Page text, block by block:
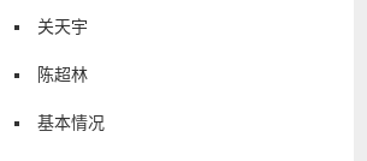
关天宇
陈超林
基本情况